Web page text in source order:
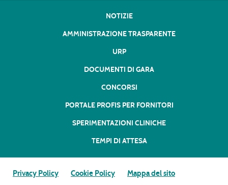
NOTIZIE
AMMINISTRAZIONE TRASPARENTE
URP
DOCUMENTI DI GARA
CONCORSI
PORTALE PROFIS PER FORNITORI
SPERIMENTAZIONI CLINICHE
TEMPI DI ATTESA
Privacy Policy Cookie Policy Mappa del sito